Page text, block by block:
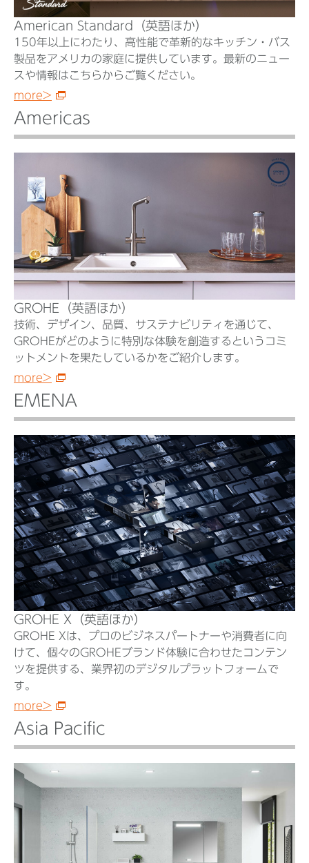
American Standard（英語ほか）
150年以上にわたり、高性能で革新的なキッチン・バス
製品をアメリカの家庭に提供しています。最新のニュー
スや情報はこちらからご覧ください。
more>
Americas
GROHE（英語ほか）
技術、デザイン、品質、サステナビリティを通じて、
GROHEがどのように特別な体験を創造するというコミ
ットメントを果たしているかをご紹介します。
more>
EMENA
GROHE X（英語ほか）
GROHE Xは、プロのビジネスパートナーや消費者に向
けて、個々のGROHEブランド体験に合わせたコンテン
ツを提供する、業界初のデジタルプラットフォームで
す。
more>
Asia Pacific